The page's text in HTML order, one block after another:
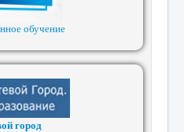
обучение
город